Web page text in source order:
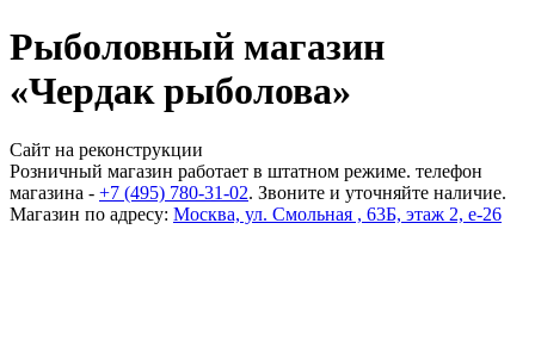
Рыболовный магазин
«Чердак рыболова»
Сайт на реконструкции
Розничный магазин работает в штатном режиме. телефон
магазина - +7 (495) 780-31-02. Звоните и уточняйте наличие.
Магазин по адресу: Москва, ул. Смольная , 63Б, этаж 2, е-26